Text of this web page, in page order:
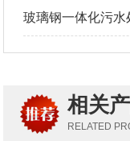
相关
RELATED